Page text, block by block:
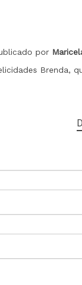
por
Brenda,